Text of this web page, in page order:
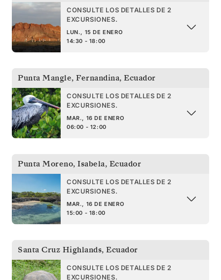
CONSULTE LOS DETALLES DE 2
EXCURSIONES.
LUN., 15 DE ENERO
14:30 - 18:00
Punta Mangle, Fernandina, Ecuador
CONSULTE LOS DETALLES DE 2
EXCURSIONES.
MAR., 16 DE ENERO
06:00 - 12:00
Punta Moreno, Isabela, Ecuador
CONSULTE LOS DETALLES DE 2
EXCURSIONES.
MAR., 16 DE ENERO
15:00 - 18:00
Santa Cruz Highlands, Ecuador
CONSULTE LOS DETALLES DE 2
EXCURSIONES.